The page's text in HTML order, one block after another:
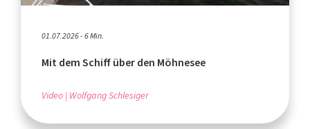
01.07.2026 - 6 Min.
Mit dem Schiff über den Möhnesee
Video Wolfgang Schlesiger